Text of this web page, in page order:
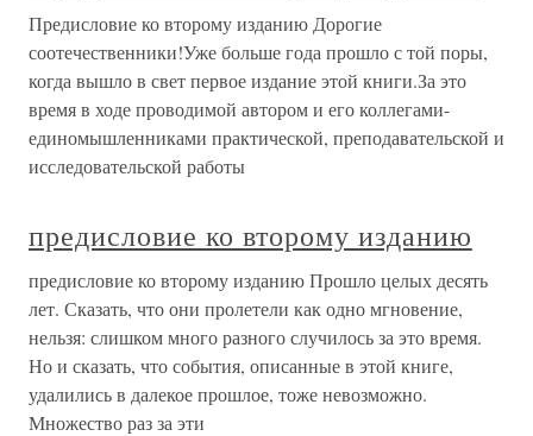
Предисловие ко второму изданию Дорогие
соотечественники!Уже больше года прошло с той поры,
когда вышло в свет первое издание этой книги.За это
время в ходе проводимой автором и его коллегами-
единомышленниками практической, преподавательской и
исследовательской работы
предисловие ко второму изданию
предисловие ко второму изданию Прошло целых десять
лет. Сказать, что они пролетели как одно мгновение,
нельзя: слишком много разного случилось за это время.
Но и сказать, что события, описанные в этой книге,
удалились в далекое прошлое, тоже невозможно.
Множество раз за эти